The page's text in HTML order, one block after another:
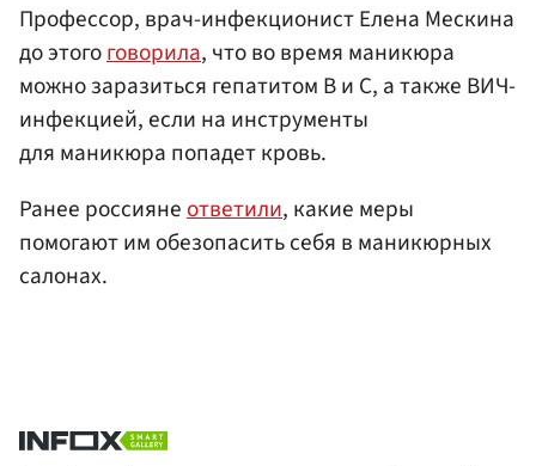
Профессор, врач-инфекционист Елена Мескина
до этогоговорила, что во время маникюра
можно заразиться гепатитом В и С, а также ВИЧ-
инфекцией, если на инструменты
для маникюра попадет кровь.
Ранее россиянеответили, какие меры
помогают им обезопасить себя в маникюрных
салонах.